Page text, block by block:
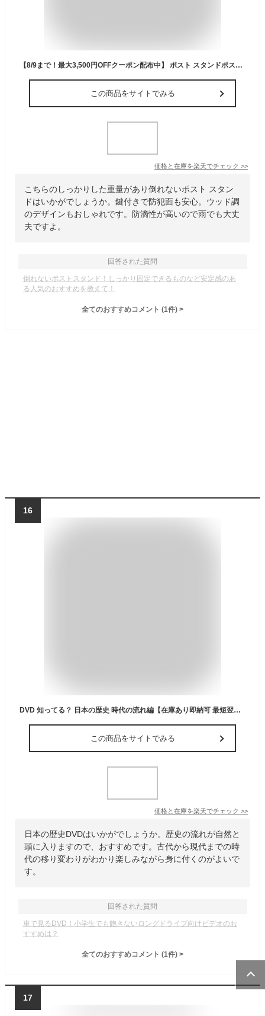
【8/9まで！最大3,500円OFFクーポン配布中】 ポスト スタンドポスト 郵便ポスト スタンド 工事不要 大容量 鍵付き 穴あけ不要 荷物 収納 宅配 木目 モダン 北欧 シンプル かわいい おしゃれ ウッド調 スチール ブラウン ブラック 防滴 スタンドポスト Ferul〔フェルル〕
この商品をサイトでみる
価格と在庫を楽天でチェック >>
こちらのしっかりした重量があり倒れないポスト スタン
ドはいかがでしょうか。鍵付きで防犯面も安心。ウッド調
のデザインもおしゃれです。防滴性が高いので雨でも大丈
夫ですよ。
回答された質問
倒れないポストスタンド！しっかり固定できるものなど安定感のあ
る人気のおすすめを教えて！
全てのおすすめコメント (1件) >
16
DVD 知ってる？ 日本の歴史 時代の流れ編【在庫あり即納可 最短翌日配達】【置き配可】知育 教材 幼児 子供 小学生 中学生 家庭学習 自宅学習 宿題 勉強 中学受験 にっく映像 社会 中学受験向けセレクト
この商品をサイトでみる
価格と在庫を楽天でチェック >>
日本の歴史DVDはいかがでしょうか。歴史の流れが自然と
頭に入りますので、おすすめです。古代から現代までの時
代の移り変わりがわかり楽しみながら身に付くのがよいで
す。
回答された質問
車で見るDVD！小学生でも飽きないロングドライブ向けビデオのお
すすめは？
全てのおすすめコメント (1件) >
17